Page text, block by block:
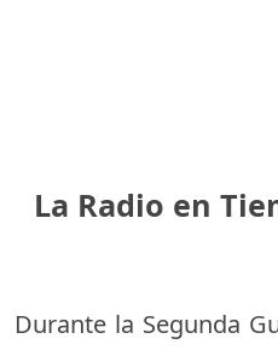
La Radio en
Durante la Segunda